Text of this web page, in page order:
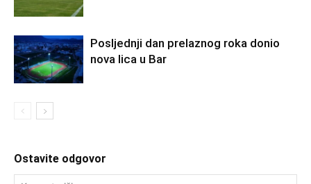
Posljednji dan prelaznog roka donio
nova lica u Bar
Ostavite odgovor